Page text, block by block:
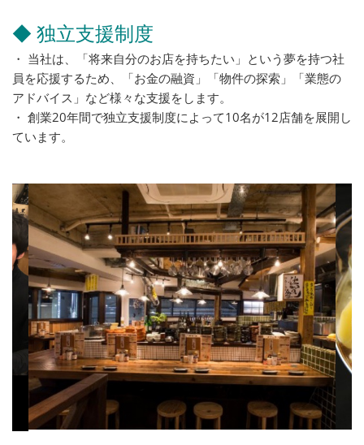
◆ 独立支援制度
・ 当社は、「将来自分のお店を持ちたい」という夢を持つ社
員を応援するため、「お金の融資」「物件の探索」「業態の
アドバイス」など様々な支援をします。
・ 創業20年間で独立支援制度によって10名が12店舗を展開し
ています。